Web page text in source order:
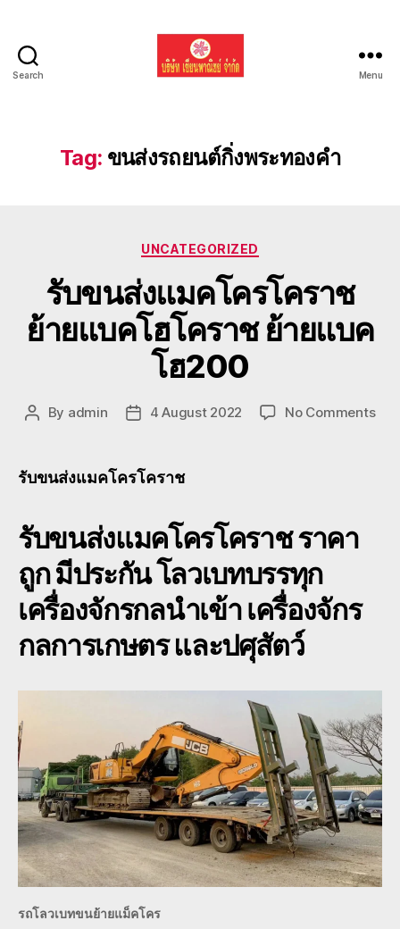
Search
รถ
แบค
Menu
Tag: ขนส่งรถยนต์กิ่งพระทองคำ
Categories
UNCATEGORIZED
รับขนส่งแมคโครโคราช
ย้ายแบคโฮโคราช ย้ายแบค
โฮ200
Post
By admin
Post4 August 2022 No Commentson
รับขนส่งแมคโครโคราช
รับขนส่งแมคโครโคราชราคา
ถูก มีประกัน โลวเบทบรรทุก
เครื่องจักรกลนำเข้า เครื่องจักร
กลการเกษตร และปศุสัตว์
รถโลวเบทขนย้ายแม็คโคร